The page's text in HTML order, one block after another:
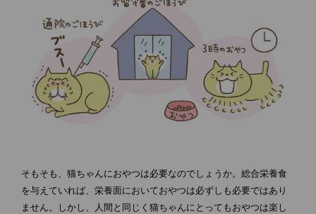
そもそも、猫ちゃんにおやつは必要なのでしょうか。総合栄養食
を与えていれば、栄養面においておやつは必ずしも必要ではあり
ません。しかし、人間と同じく猫ちゃんにとってもおやつは楽し